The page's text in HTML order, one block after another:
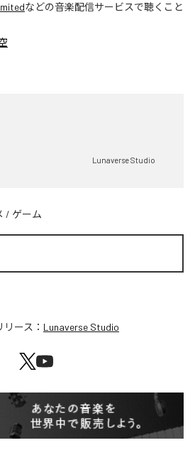
などの音楽配信サービスで聴くこと
Lunaverse Studio
/ ゲーム
ース： Lunaverse Studio